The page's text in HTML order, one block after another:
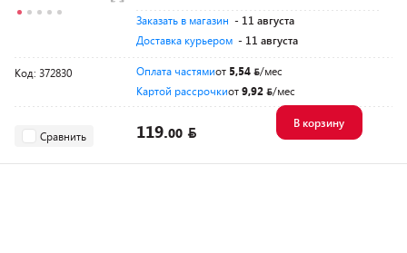
Заказать в магазин - 11 августа
Доставка курьером - 11 августа
Код: 372830 Оплата частямиот 5,54
/мес
Картой рассрочкиот9,92 /мес
Сравнить 119.00
В корзину